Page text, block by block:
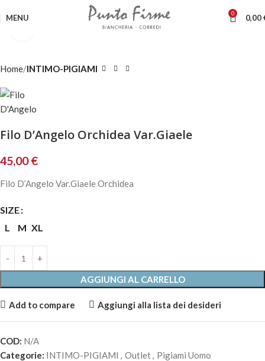
MENU 0 0,00
Clicca per ingrandire
Home INTIMO-PIGIAMI
Filo D’Angelo Orchidea Var.Giaele
45,00€
Filo D’Angelo Var.Giaele Orchidea
SIZE
L
M XL
AGGIUNGI AL CARRELLO
Add to compare Aggiungi alla lista dei desideri
COD: N/A
Categorie: INTIMO-PIGIAMI , Outlet, Pigiami Uomo